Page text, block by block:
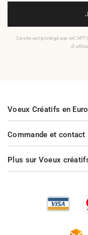
Ce site est protégé par
Commande et contact
Plus sur Voeux
Voeux Créatifs en